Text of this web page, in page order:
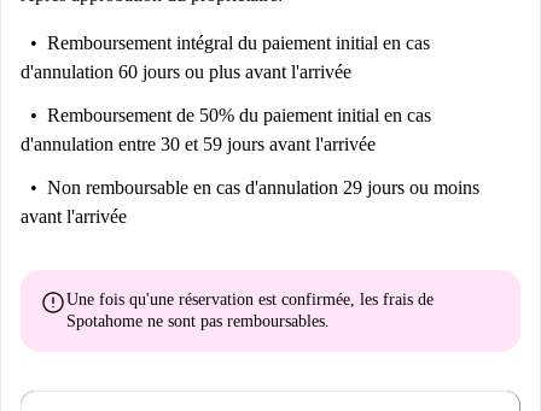
Remboursement intégral du paiement initial en cas
d'annulation 60 jours ou plus avant l'arrivée
Remboursement de 50% du paiement initial en cas
d'annulation entre 30 et 59 jours avant l'arrivée
Non remboursable en cas d'annulation 29 jours ou moins
avant l'arrivée
errorUne fois qu'une réservation est confirmée, les frais de
Spotahome ne sont pas remboursables.